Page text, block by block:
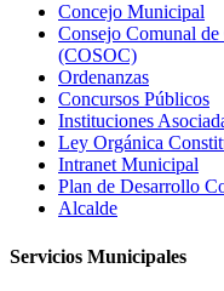
Concejo Municipal
Consejo Comunal
(COSOC)
Ordenanzas
Concursos Públicos
Instituciones
Ley Orgánica
Intranet Municipal
Plan de Desarrollo
Alcalde
Servicios Municipales